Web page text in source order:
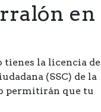
en
tienes la licencia de
(SSC) de la
permitirán que tu